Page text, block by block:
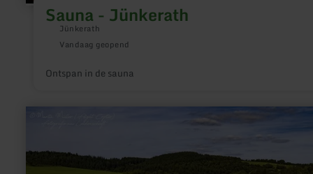
Sauna - Jünkerath
Jünkerath
Vandaag geopend
Ontspan in de sauna
Gerolstein